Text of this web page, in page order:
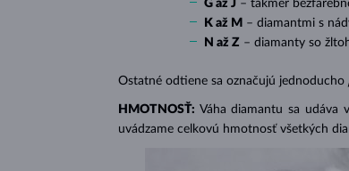
G až J – takmer
K až M – diamantmi s
N až Z – diamanty so
Ostatné odtiene sa označujú jednoducho
HMOTNOSŤ: Váha diamantu sa udáva
uvádzame celkovú hmotnosť všetkých